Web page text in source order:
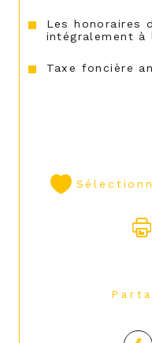
Les honoraires
intégralement à
Taxe foncière